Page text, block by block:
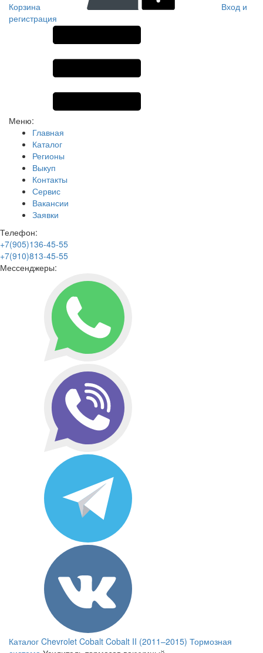
Корзина
Вход и
регистрация
Меню:
Главная
Каталог
Регионы
Выкуп
Контакты
Сервис
Вакансии
Заявки
Телефон:
+7(905)136-45-55
+7(910)813-45-55
Мессенджеры:
Каталог Chevrolet Cobalt Cobalt II (2011–2015) Тормозная